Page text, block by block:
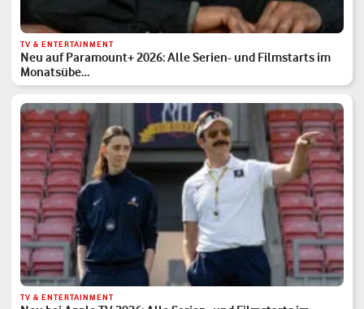
TV & ENTERTAINMENT
Neu auf Paramount+ 2026: Alle Serien- und Filmstarts im
Monatsübe…
TV & ENTERTAINMENT